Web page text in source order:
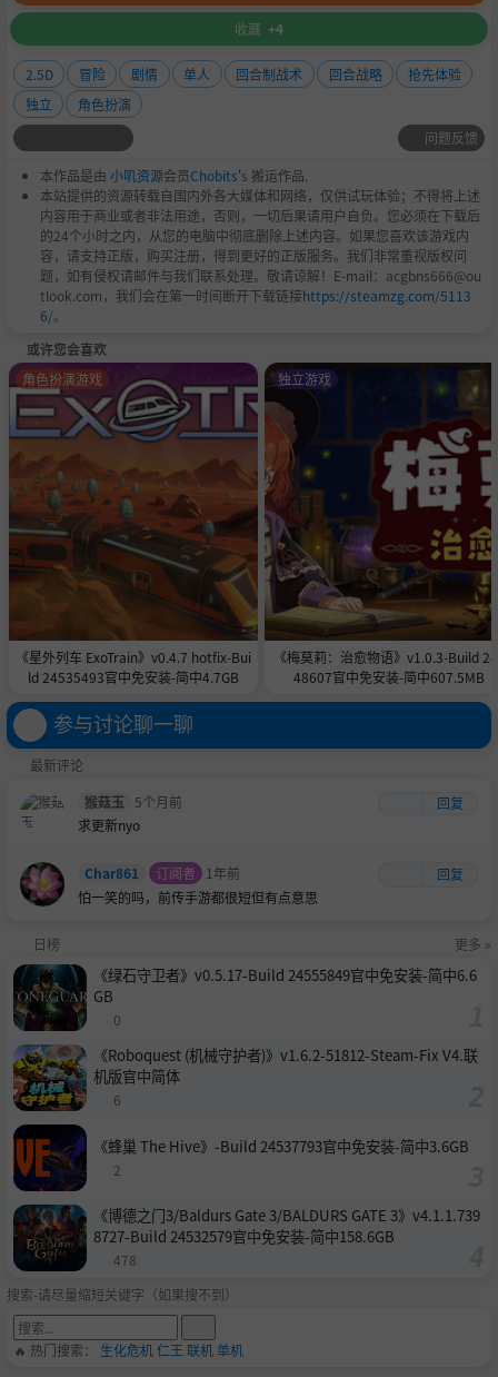
有人的地方就有江湖，那和人之间的爱恨情仇不可避免！
1.单挑---群殴
2.切磋---血斗
3.送礼---要礼物
4.借钱---送钱
5.交友---结仇
6.算命---下毒---进补
。。。。。。更多等你去发现
【上天】轻功-你可以在地图上飞来飞去，上房揭瓦，随你
飞。
【入水】各种湖泊和大河流都可以跳入，一探水底奥秘。
【机关探秘】总共200+区域（后续随着剧情展开，还会增
加）
其实还有很多内容想介绍的，还是等待大家自行探索吧。反
正就是，你想做与众不同的侠客，我想做与众不同的游戏，
嗯就是这样。
《所谓侠客》其实是一个系列，这是前传，所谓侠客：少年
行。
之前在手机上发布过测试版，大家可去tap等地方搜索。现
在这个是前传，我建了团队一起做（其实就是加了一个美
术，之前我一理科生画的实在是辣眼睛哈哈）。
第一次在steam上发游戏，有点小激动哈哈，哪些地方做得
不好请多多批评指正。
联系我们:
QQ群:
新笑游戏：575132890
新笑游戏2：588475870
新笑游戏3：123525018
微信公众号：新笑游戏
B站：所谓侠客官方
收藏 +4
2.5D 冒险 剧情 单人 回合制战术 回合战略
抢先体验
独立
角色扮演
问题反馈
本作品是由 小叽资源会员Chobits's 搬运作品.
本站提供的资源转载自国内外各大媒体和网络，仅供试玩体验；不得将上述
内容用于商业或者非法用途，否则，一切后果请用户自负。您必须在下载后
的24个小时之内，从您的电脑中彻底删除上述内容。如果您喜欢该游戏内
容，请支持正版，购买注册，得到更好的正版服务。我们非常重视版权问
题，如有侵权请邮件与我们联系处理。敬请谅解！E-mail：acgbns666@ou
tlook.com，我们会在第一时间断开下载链接https://steamzg.com/5113
6/。
或许您会喜欢
《星外列车 ExoTrain》v0.4.7 hotfix-Bui
ld 24535493官中免安装-简中4.7GB
角色扮演游戏
《梅莫莉：治愈物语》v1.0.3-Build
48607官中免安装-简中607.5MB
独立游戏
参与讨论聊一聊
最新评论
猴菇玉
5个月前
回复
求更新nyo
Char861 订阅者 1年前
回复
怕一笑的吗，前传手游都很短但有点意思
日榜 更多 »
《绿石守卫者》v0.5.17-Build 24555849官中免安装-简中6.6
GB
0
《Roboquest (机械守护者)》v1.6.2-51812-Steam-Fix V4.联
机版官中简体
6
《蜂巢 The Hive》-Build 24537793官中免安装-简中3.6GB
2
《博德之门3/Baldurs Gate 3/BALDURS GATE 3》v4.1.1.739
8727-Build 24532579官中免安装-简中158.6GB
478
搜索-请尽量缩短关键字（如果搜不到）
🔥 热门搜索： 生化危机仁王 联机单机